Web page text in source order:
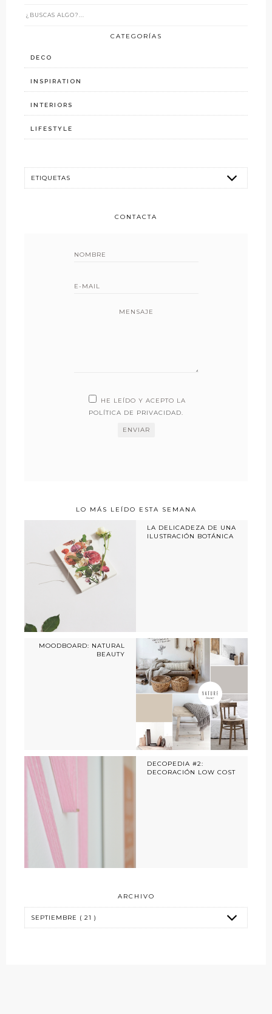
CATEGORÍAS
DECO
INSPIRATION
INTERIORS
LIFESTYLE
CONTACTA
MENSAJE
HE LEÍDO Y ACEPTO LA
POLÍTICA DE PRIVACIDAD.
LO MÁS LEÍDO ESTA SEMANA
LA DELICADEZA DE UNA
ILUSTRACIÓN BOTÁNICA
MOODBOARD: NATURAL
BEAUTY
DECOPEDIA #2:
DECORACIÓN LOW COST
ARCHIVO